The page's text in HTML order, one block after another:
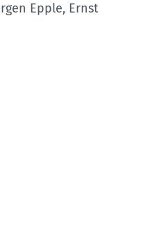
Epple, Ernst